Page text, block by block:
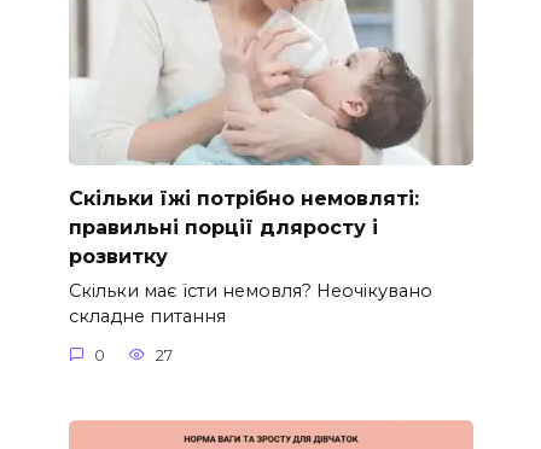
Скільки їжі потрібно немовляті:
правильні порції дляросту і
розвитку
Скільки має їсти немовля? Неочікувано
складне питання
0 27